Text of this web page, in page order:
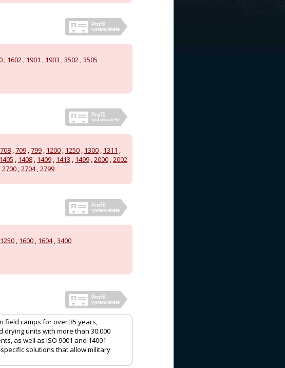
, 1602 , 1901 , 1903 ,3502 ,3505
708 ,709 ,799 , 1200 , 1250 , 1300 , 1311 ,
1405 , 1408 , 1409 , 1413 , 1499 ,2000 ,2002
,2700 ,2704,2799
1250 , 1600 , 1604,3400
field camps for over 35 years,
units with more than 30.000
as well as ISO 9001 and 14001
solutions that allow military